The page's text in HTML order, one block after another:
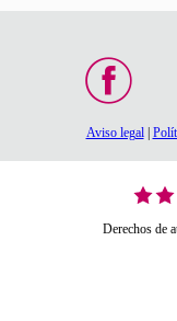
Aviso legal|
Derechos de